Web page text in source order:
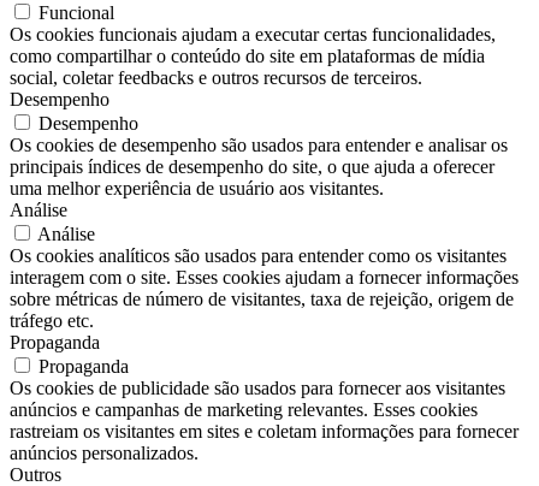
Funcional
Os cookies funcionais ajudam a executar certas funcionalidades,
como compartilhar o conteúdo do site em plataformas de mídia
social, coletar feedbacks e outros recursos de terceiros.
Desempenho
Desempenho
Os cookies de desempenho são usados ​​para entender e analisar os
principais índices de desempenho do site, o que ajuda a oferecer
uma melhor experiência de usuário aos visitantes.
Análise
Análise
Os cookies analíticos são usados ​​para entender como os visitantes
interagem com o site. Esses cookies ajudam a fornecer informações
sobre métricas de número de visitantes, taxa de rejeição, origem de
tráfego etc.
Propaganda
Propaganda
Os cookies de publicidade são usados ​​para fornecer aos visitantes
anúncios e campanhas de marketing relevantes. Esses cookies
rastreiam os visitantes em sites e coletam informações para fornecer
anúncios personalizados.
Outros